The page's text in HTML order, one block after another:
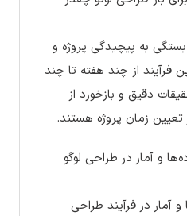
به پیچیدگی پروژه و
فرآیند از چند هفته تا چند
دقیق و بازخورد از
تعیین زمان پروژه هستند.
و آمار در طراحی لوگو
و آمار در فرآیند طراحی